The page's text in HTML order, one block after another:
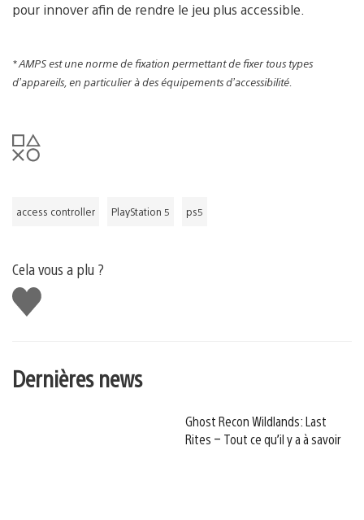
pour innover afin de rendre le jeu plus accessible.
* AMPS est une norme de fixation permettant de fixer tous types
d’appareils, en particulier à des équipements d’accessibilité.
access controller PlayStation 5 ps5
Cela vous a plu ?
J'aime
Dernières news
Ghost Recon Wildlands: Last
Rites – Tout ce qu’il y a à savoir